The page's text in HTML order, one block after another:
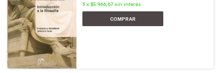
3 x $5.966,67 sin interés